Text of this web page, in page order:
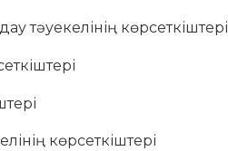
тәуекелінің көрсеткіштері
көрсеткіштері